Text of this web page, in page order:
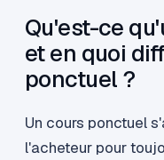
Qu'est-ce
et en quoi
ponctuel ?
Un cours ponctuel
l'acheteur pour